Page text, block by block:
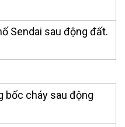
Sendai sau động đất.